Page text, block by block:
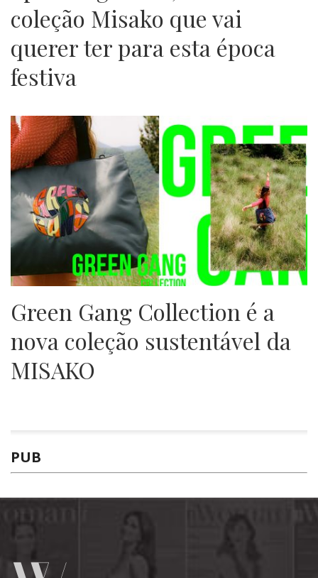
coleção Misako que vai
querer ter para esta época
festiva
Green Gang Collection é a
nova coleção sustentável da
MISAKO
PUB